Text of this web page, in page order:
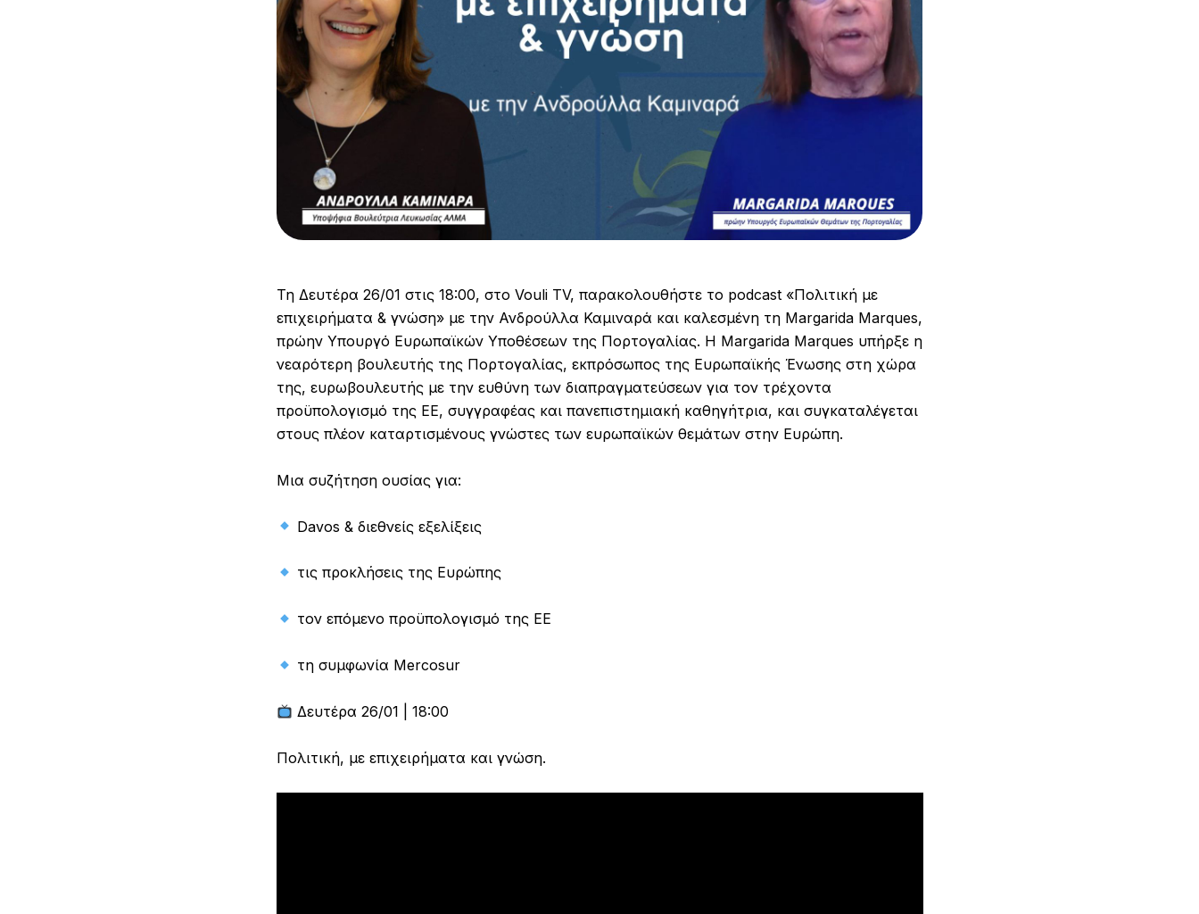
Τη Δευτέρα 26/01 στις 18:00, στο Vouli TV, παρακολουθήστε το podcast «Πολιτική με
επιχειρήματα & γνώση» με την Ανδρούλλα Καμιναρά και καλεσμένη τη Margarida Marques,
πρώην Υπουργό Ευρωπαϊκών Υποθέσεων της Πορτογαλίας. Η Margarida Marques υπήρξε η
νεαρότερη βουλευτής της Πορτογαλίας, εκπρόσωπος της Ευρωπαϊκής Ένωσης στη χώρα
της, ευρωβουλευτής με την ευθύνη των διαπραγματεύσεων για τον τρέχοντα
προϋπολογισμό της ΕΕ, συγγραφέας και πανεπιστημιακή καθηγήτρια, και συγκαταλέγεται
στους πλέον καταρτισμένους γνώστες των ευρωπαϊκών θεμάτων στην Ευρώπη.
Μια συζήτηση ουσίας για:
Davos & διεθνείς εξελίξεις
τις προκλήσεις της Ευρώπης
τον επόμενο προϋπολογισμό της ΕΕ
τη συμφωνία Mercosur
Δευτέρα 26/01 | 18:00
Πολιτική, με επιχειρήματα και γνώση.